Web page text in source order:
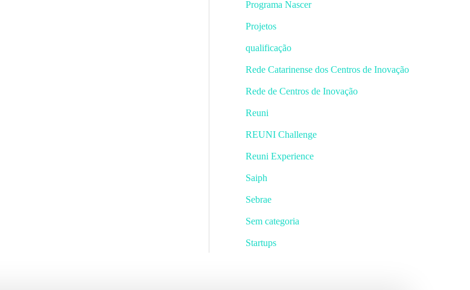
Programa Nascer
Projetos
qualificação
Rede Catarinense dos Centros de Inovação
Rede de Centros de Inovação
Reuni
REUNI Challenge
Reuni Experience
Saiph
Sebrae
Sem categoria
Startups